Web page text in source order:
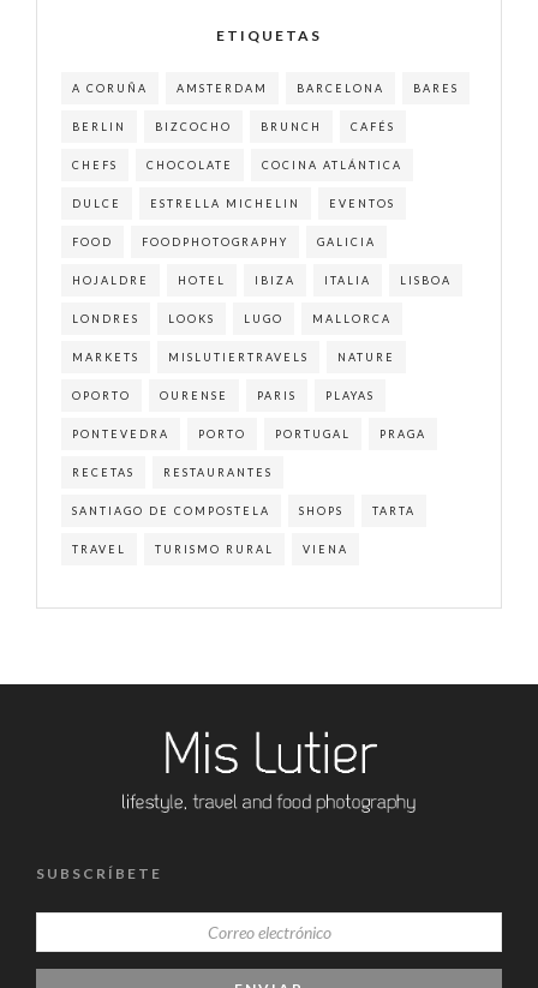
ETIQUETAS
A CORUÑA AMSTERDAM BARCELONA BARES
BERLIN BIZCOCHO BRUNCH CAFÉS
CHEFS CHOCOLATE COCINA ATLÁNTICA
DULCE ESTRELLA MICHELIN EVENTOS
FOOD FOODPHOTOGRAPHY GALICIA
HOJALDRE HOTEL IBIZA ITALIA LISBOA
LONDRES LOOKS LUGO MALLORCA
MARKETS MISLUTIERTRAVELS NATURE
OPORTO OURENSE PARIS PLAYAS
PONTEVEDRA PORTO PORTUGAL PRAGA
RECETAS RESTAURANTES
SANTIAGO DE COMPOSTELA SHOPS TARTA
TRAVEL TURISMO RURAL VIENA
SUBSCRÍBETE